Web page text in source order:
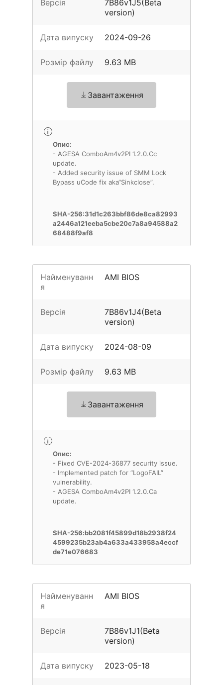
Версія
7B86v1J5(Beta
version)
Дата випуску 2024-09-26
Розмір файлу 9.63 MB
Завантаження
Опис:
- AGESA ComboAm4v2PI 1.2.0.Cc
update.
- Added security issue of SMM Lock
Bypass uCode fix aka“Sinkclose”.
SHA-256:31d1c263bbf86de8ca82993
a2446a121eeba5cbe20c7a8a94588a2
68488f9af8
Найменуванн
я
AMI BIOS
Версія
7B86v1J4(Beta
version)
Дата випуску 2024-08-09
Розмір файлу 9.63 MB
Завантаження
Опис:
- Fixed CVE-2024-36877 security issue.
- Implemented patch for “LogoFAIL”
vulnerability.
- AGESA ComboAm4v2PI 1.2.0.Ca
update.
SHA-256:bb2081f45899d18b2938f24
4599235b23ab4a633a433958a4eccf
de71e076683
Найменуванн
я
AMI BIOS
Версія
7B86v1J1(Beta
version)
Дата випуску 2023-05-18